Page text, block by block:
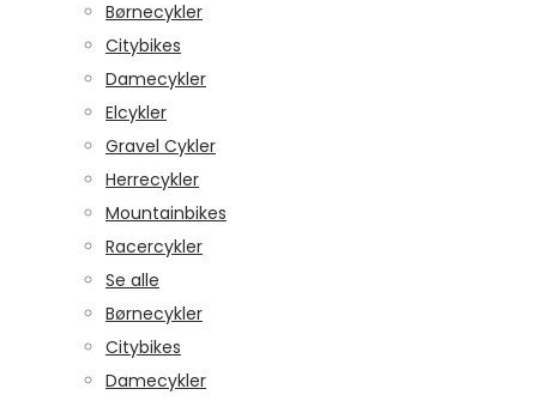
Børnecykler
Citybikes
Damecykler
Elcykler
Gravel Cykler
Herrecykler
Mountainbikes
Racercykler
Se alle
Børnecykler
Citybikes
Damecykler